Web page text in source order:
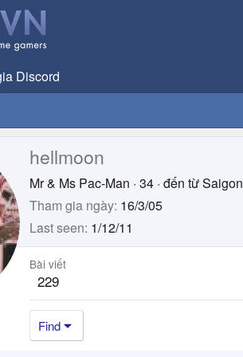
Discord
hellmoon
Mr & Ms Pac-Man · 34 · đến từSaigon
Tham gia ngày 16/3/05
Last seen 1/12/11
Bài viết
229
Find